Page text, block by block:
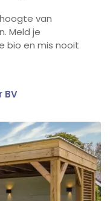
van
Meld je
bio en mis nooit
BV